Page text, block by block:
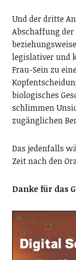
Und der dritte
Abschaffung
legislativer und
Frau-Sein zu
biologisches
schlimmen
zugänglichen
Das jedenfalls
Zeit nach den
Danke für das